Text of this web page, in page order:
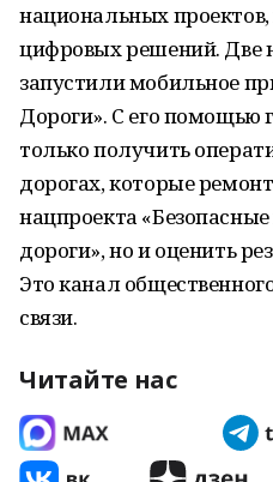
национальных проектов,
цифровых решений. Две
запустили мобильное
Дороги». С его помощью
только получить
дорогах, которые
нацпроекта
дороги», но и оценить
Это канал
связи.
Читайте нас